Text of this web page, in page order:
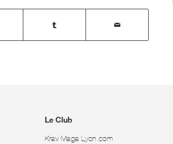
Le Club
Krav Maga Lyon.com